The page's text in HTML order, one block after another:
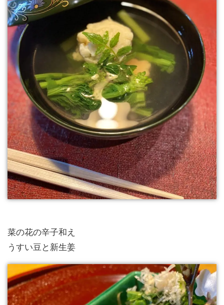
菜の花の辛子和え
うすい豆と新生姜